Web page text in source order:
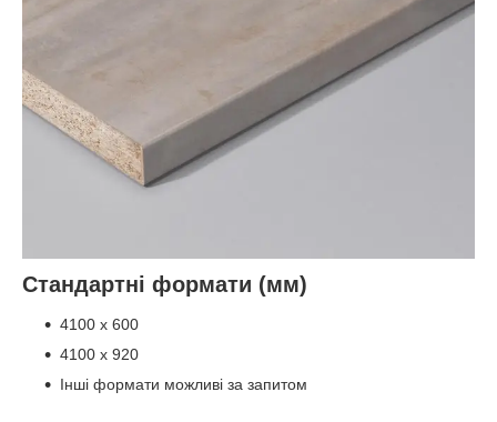
Стандартні формати (мм)
4100 x 600
4100 x 920
Інші формати можливі за запитом